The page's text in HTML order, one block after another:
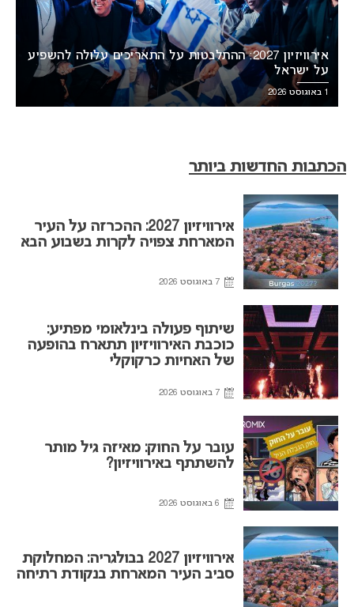
אירוויזיון 2027: ההתלבטות על התאריכים עלולה להשפיע
על ישראל
1 באוגוסט 2026
הכתבות החדשות ביותר
אירוויזיון 2027: ההכרזה על העיר
המארחת צפויה לקרות בשבוע הבא
7 באוגוסט 2026
שיתוף פעולה בינלאומי מפתיע:
כוכבת האירוויזיון תתארח בהופעה
של האחיות כרקוקלי
7 באוגוסט 2026
עובר על החוק: מאיזה גיל מותר
להשתתף באירוויזיון?
6 באוגוסט 2026
אירוויזיון 2027 בבולגריה: המחלוקת
סביב העיר המארחת בנקודת רתיחה